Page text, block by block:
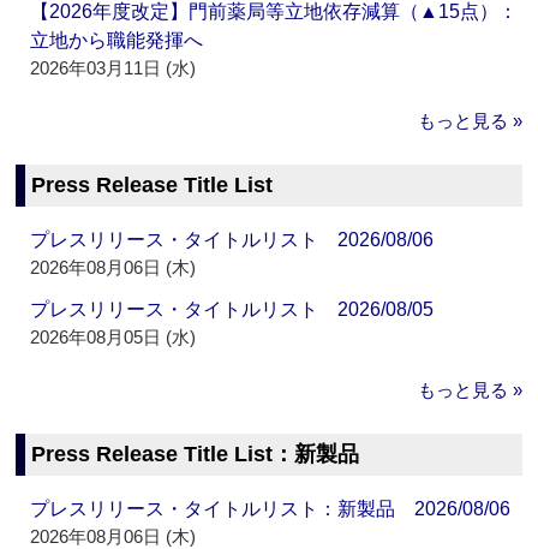
【2026年度改定】門前薬局等立地依存減算（▲15点）：
立地から職能発揮へ
2026年03月11日 (水)
もっと見る »
Press Release Title List
プレスリリース・タイトルリスト 2026/08/06
2026年08月06日 (木)
プレスリリース・タイトルリスト 2026/08/05
2026年08月05日 (水)
もっと見る »
Press Release Title List：新製品
プレスリリース・タイトルリスト：新製品 2026/08/06
2026年08月06日 (木)